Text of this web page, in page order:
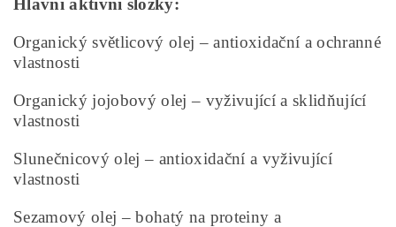
Hlavní aktivní složky:
Organický světlicový olej – antioxidační a ochranné
vlastnosti
Organický jojobový olej – vyživující a sklidňující
vlastnosti
Slunečnicový olej – antioxidační a vyživující
vlastnosti
Sezamový olej – bohatý na proteiny a